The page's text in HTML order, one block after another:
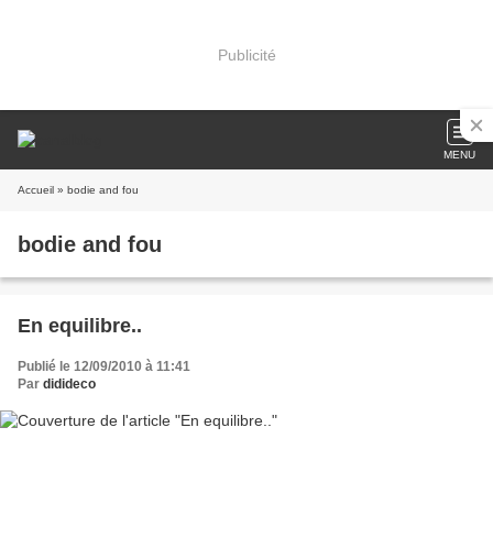
Publicité
MENU
Accueil » bodie and fou
bodie and fou
En equilibre..
Publié le 12/09/2010 à 11:41
Par didideco